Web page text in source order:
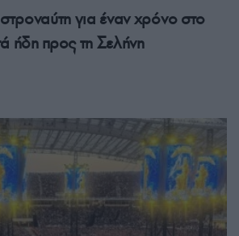
για έναν χρόνο στο
ήδη προς τη Σελήνη